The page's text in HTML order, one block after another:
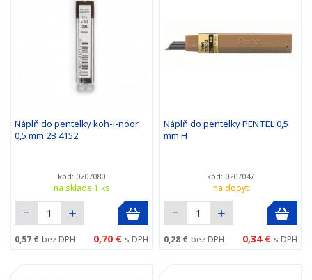
Náplň do pentelky koh-i-noor
0,5 mm 2B 4152
kód: 0207080
na sklade 1 ks
0,57 € bez DPH 0,70 € s DPH
Náplň do pentelky PENTEL 0,5
mm H
kód: 0207047
na dopyt
0,28 € bez DPH 0,34 € s DPH